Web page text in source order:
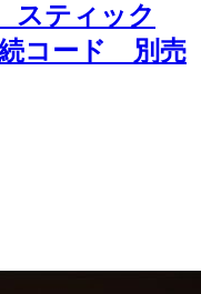
ティック
コード 別売